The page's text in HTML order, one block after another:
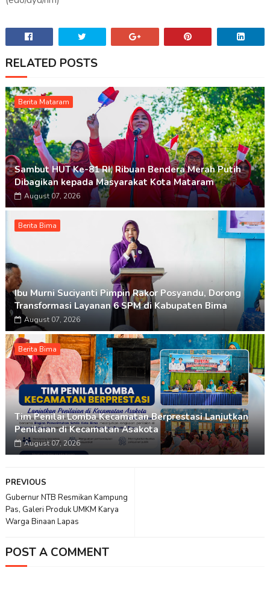
RELATED POSTS
Berita Mataram
Sambut HUT Ke-81 RI, Ribuan Bendera Merah Putih
Dibagikan kepada Masyarakat Kota Mataram
August 07, 2026
Berita Bima
Ibu Murni Suciyanti Pimpin Rakor Posyandu, Dorong
Transformasi Layanan 6 SPM di Kabupaten Bima
August 07, 2026
Berita Bima
Tim Penilai Lomba Kecamatan Berprestasi Lanjutkan
Penilaian di Kecamatan Asakota
August 07, 2026
PREVIOUS
Gubernur NTB Resmikan Kampung
Pas, Galeri Produk UMKM Karya
Warga Binaan Lapas
POST A COMMENT